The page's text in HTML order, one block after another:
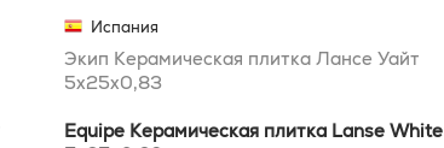
Испания
Экип Керамическая плитка Лансе Уайт
5x25x0,83
Equipe Керамическая плитка Lanse White